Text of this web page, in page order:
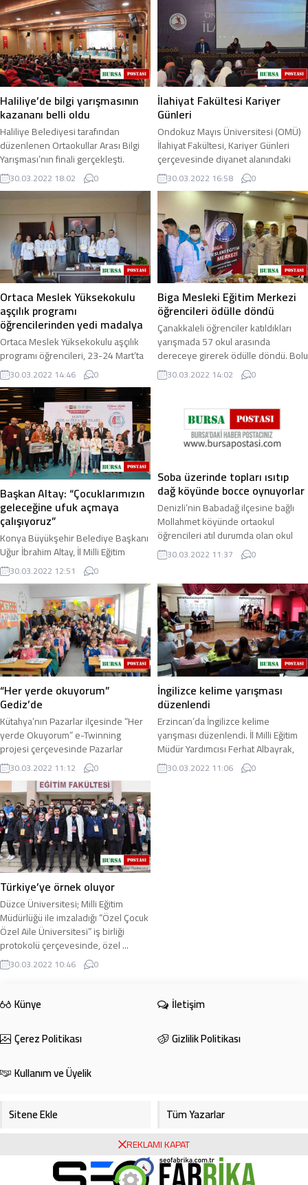
Haliliye’de bilgi yarışmasının
kazananı belli oldu
Haliliye Belediyesi tarafından
düzenlenen Ortaokullar Arası Bilgi
Yarışması’nın finali gerçekleşti.
Haliliye Belediyesi tarafından
düzenlenen ...
30.03.2022 18:02 0
İlahiyat Fakültesi Kariyer
Günleri
Ondokuz Mayıs Üniversitesi (OMÜ)
İlahiyat Fakültesi, Kariyer Günleri
çerçevesinde diyanet alanındaki
fırsatlara yönelik bir panel
gerçekleştirdi ...
30.03.2022 16:58 0
Ortaca Meslek Yüksekokulu
aşçılık programı
öğrencilerinden yedi madalya
Ortaca Meslek Yüksekokulu aşçılık
programı öğrencileri, 23-24 Mart’ta
Fethiye’de “Gastro Fethiye Ulusal
Gastronomi Festivali” çerçevesinde
Şef ...
30.03.2022 14:46 0
Biga Mesleki Eğitim Merkezi
öğrencileri ödülle döndü
Çanakkaleli öğrenciler katıldıkları
yarışmada 57 okul arasında
dereceye girerek ödülle döndü. Bolu
İzzet Baysal Abant Mesleki ve
Teknik Anadolu ...
30.03.2022 14:02 0
Başkan Altay: “Çocuklarımızın
geleceğine ufuk açmaya
çalışıyoruz”
Konya Büyükşehir Belediye Başkanı
Uğur İbrahim Altay, İl Milli Eğitim
Müdürlüğü ortaklığıyla şehir
genelindeki tüm ilkokul ve
ortaokullara ...
30.03.2022 12:51 0
Soba üzerinde topları ısıtıp
dağ köyünde bocce oynuyorlar
Denizli’nin Babadağ ilçesine bağlı
Mollahmet köyünde ortaokul
öğrencileri atıl durumda olan okul
binasını bocce sınıfına çevirdi. Spor
öncesi ...
30.03.2022 11:37 0
“Her yerde okuyorum”
Gediz’de
Kütahya’nın Pazarlar ilçesinde “Her
yerde Okuyorum” e-Twinning
projesi çerçevesinde Pazarlar
İlkokul öğrencileri Gediz İlçesinde
Kurtuluş ...
30.03.2022 11:12 0
İngilizce kelime yarışması
düzenlendi
Erzincan’da İngilizce kelime
yarışması düzenlendi. İl Milli Eğitim
Müdür Yardımcısı Ferhat Albayrak,
Şube Müdürleri Turgut Çakmak ve
Fikret Ayaz ...
30.03.2022 11:06 0
Türkiye’ye örnek oluyor
Düzce Üniversitesi; Milli Eğitim
Müdürlüğü ile imzaladığı “Özel Çocuk
Özel Aile Üniversitesi” iş birliği
protokolü çerçevesinde, özel ...
30.03.2022 10:46 0
Künye
İletişim
Çerez Politikası
Gizlilik Politikası
Kullanım ve Üyelik
Sitene Ekle
Tüm Yazarlar
Foto Galeri
REKLAMI KAPAT